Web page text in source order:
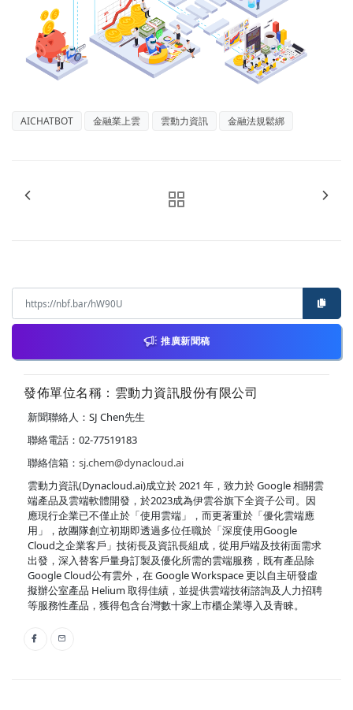
AICHATBOT 金融業上雲 雲動力資訊 金融法規鬆綁
推廣新聞稿
發佈單位名稱：雲動力資訊股份有限公司
新聞聯絡人：SJ Chen先生
聯絡電話：02-77519183
聯絡信箱： sj.chem@dynacloud.ai
雲動力資訊(Dynacloud.ai)成立於 2021 年，致力於 Google 相關雲
端產品及雲端軟體開發，於2023成為伊雲谷旗下全資子公司。因
應現行企業已不僅止於「使用雲端」，而更著重於「優化雲端應
用」，故團隊創立初期即透過多位任職於「深度使用Google
Cloud之企業客戶」技術長及資訊長組成，從用戶端及技術面需求
出發，深入替客戶量身訂製及優化所需的雲端服務，既有產品除
Google Cloud公有雲外，在 Google Workspace 更以自主研發虛
擬辦公室產品 Helium 取得佳績，並提供雲端技術諮詢及人力招聘
等服務性產品，獲得包含台灣數十家上市櫃企業導入及青睞。